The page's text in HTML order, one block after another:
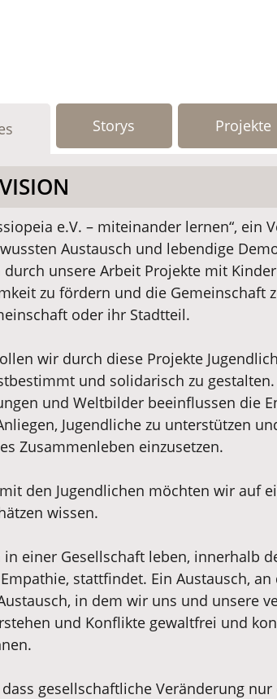
Storys Projekte
e.V. – miteinander lernen“, ein
Austausch und lebendige
unsere Arbeit Projekte mit
zu fördern und die Gemeinschaft
oder ihr Stadtteil.
wir durch diese Projekte
und solidarisch zu
und Weltbilder beeinflussen die
Jugendliche zu unterstützen
Zusammenleben einzusetzen.
den Jugendlichen möchten wir auf
wissen.
einer Gesellschaft leben, innerhalb
stattfindet. Ein Austausch,
in dem wir uns und unsere
und Konflikte gewaltfrei und
gesellschaftliche Veränderung